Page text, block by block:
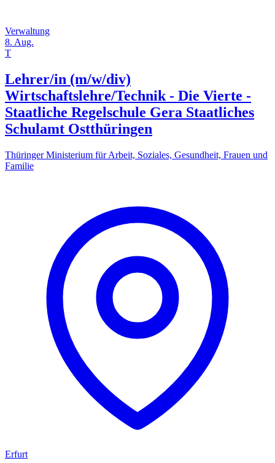
Verwaltung
8. Aug.
T
Lehrer/in (m/w/div)
Wirtschaftslehre/Technik - Die Vierte -
Staatliche Regelschule Gera Staatliches
Schulamt Ostthüringen
Thüringer Ministerium für Arbeit, Soziales, Gesundheit, Frauen und
Familie
Erfurt